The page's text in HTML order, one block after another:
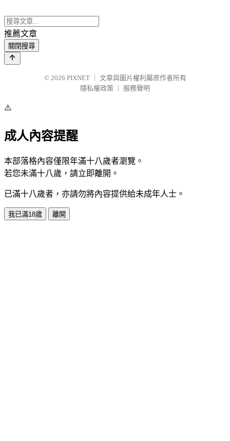
推薦文章
關閉搜尋
© 2026 PIXNET
文章與圖片權利屬原作者所有
隱私權政策
服務聲明
⚠️
成人內容提醒
本部落格內容僅限年滿十八歲者瀏覽。
若您未滿十八歲，請立即離開。
已滿十八歲者，亦請勿將內容提供給未成年人士。
我已滿18歲 離開